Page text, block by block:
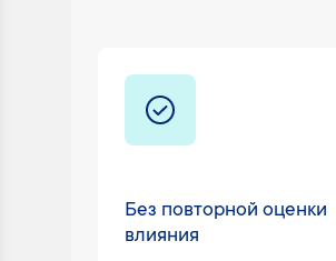
Без повторной оценки
влияния